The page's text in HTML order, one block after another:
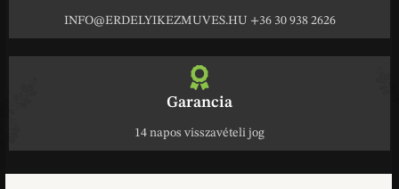
INFO@ERDELYIKEZMUVES.HU +36 30 938 2626
Garancia
14 napos visszavételi jog